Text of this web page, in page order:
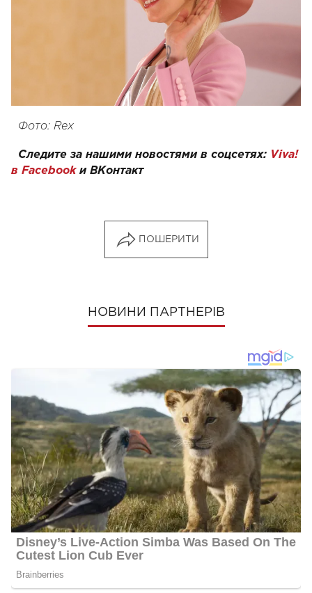
Фото: Rex
Следите за нашими новостями в соцсетях: Viva!
в Facebookи ВКонтакт
ПОШЕРИТИ
НОВИНИ ПАРТНЕРІВ